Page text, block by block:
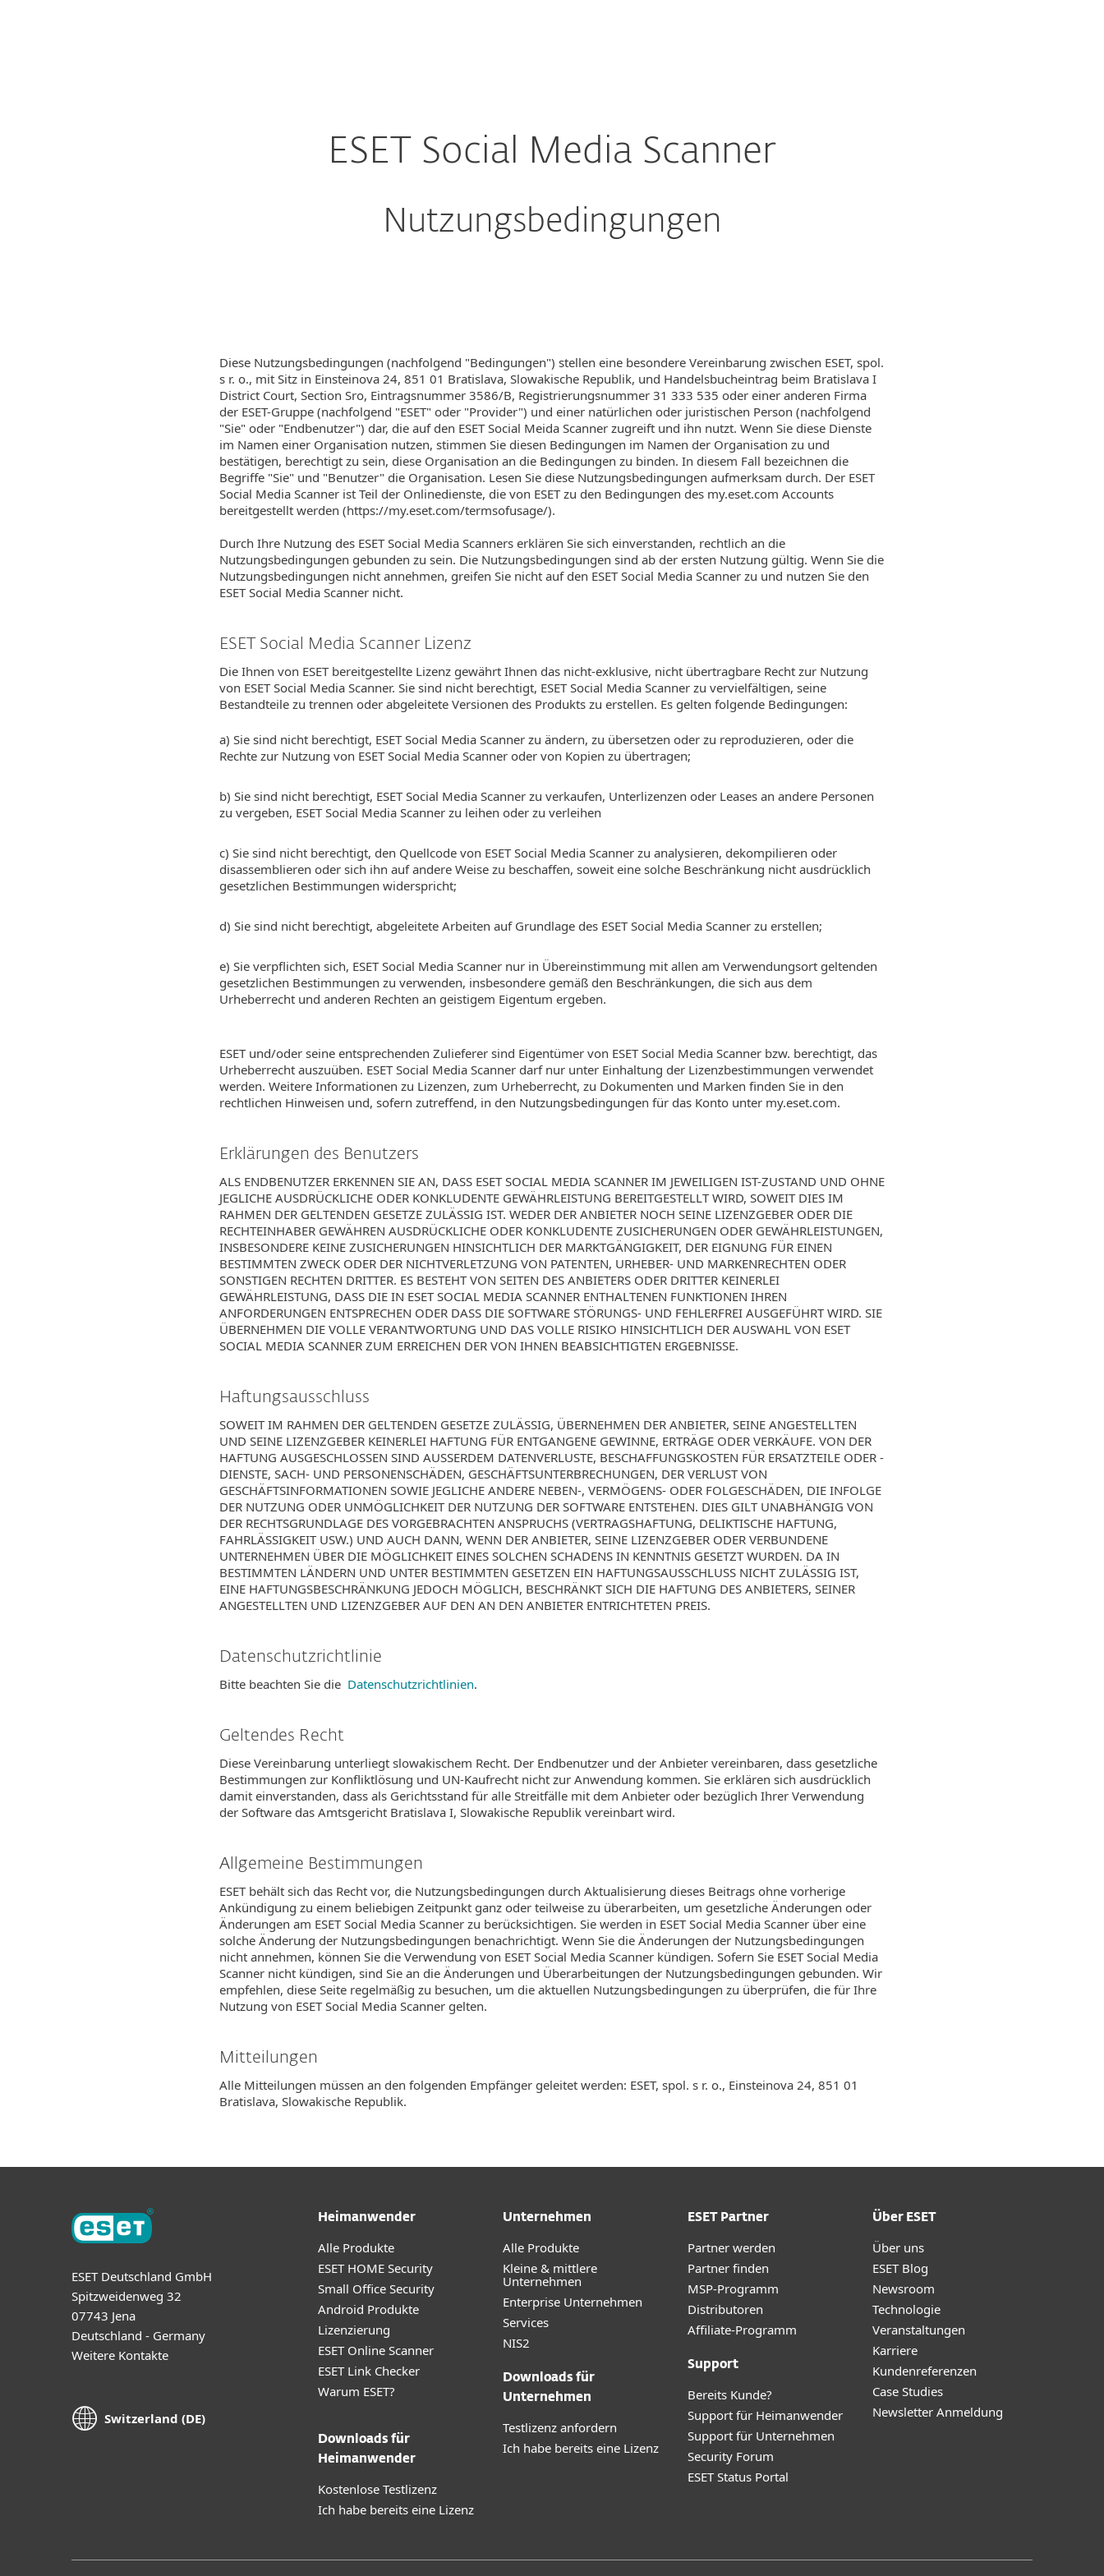
ESET Social Media Scanner
Nutzungsbedingungen
Diese Nutzungsbedingungen (nachfolgend "Bedingungen") stellen eine besondere Vereinbarung zwischen ESET, spol.
s r. o., mit Sitz in Einsteinova 24, 851 01 Bratislava, Slowakische Republik, und Handelsbucheintrag beim Bratislava I
District Court, Section Sro, Eintragsnummer 3586/B, Registrierungsnummer 31 333 535 oder einer anderen Firma
der ESET-Gruppe (nachfolgend "ESET" oder "Provider") und einer natürlichen oder juristischen Person (nachfolgend
"Sie" oder "Endbenutzer") dar, die auf den ESET Social Meida Scanner zugreift und ihn nutzt. Wenn Sie diese Dienste
im Namen einer Organisation nutzen, stimmen Sie diesen Bedingungen im Namen der Organisation zu und
bestätigen, berechtigt zu sein, diese Organisation an die Bedingungen zu binden. In diesem Fall bezeichnen die
Begriffe "Sie" und "Benutzer" die Organisation. Lesen Sie diese Nutzungsbedingungen aufmerksam durch. Der ESET
Social Media Scanner ist Teil der Onlinedienste, die von ESET zu den Bedingungen des my.eset.com Accounts
bereitgestellt werden (https://my.eset.com/termsofusage/).
Durch Ihre Nutzung des ESET Social Media Scanners erklären Sie sich einverstanden, rechtlich an die
Nutzungsbedingungen gebunden zu sein. Die Nutzungsbedingungen sind ab der ersten Nutzung gültig. Wenn Sie die
Nutzungsbedingungen nicht annehmen, greifen Sie nicht auf den ESET Social Media Scanner zu und nutzen Sie den
ESET Social Media Scanner nicht.
ESET Social Media Scanner Lizenz
Die Ihnen von ESET bereitgestellte Lizenz gewährt Ihnen das nicht-exklusive, nicht übertragbare Recht zur Nutzung
von ESET Social Media Scanner. Sie sind nicht berechtigt, ESET Social Media Scanner zu vervielfältigen, seine
Bestandteile zu trennen oder abgeleitete Versionen des Produkts zu erstellen. Es gelten folgende Bedingungen:
a) Sie sind nicht berechtigt, ESET Social Media Scanner zu ändern, zu übersetzen oder zu reproduzieren, oder die
Rechte zur Nutzung von ESET Social Media Scanner oder von Kopien zu übertragen;
b) Sie sind nicht berechtigt, ESET Social Media Scanner zu verkaufen, Unterlizenzen oder Leases an andere Personen
zu vergeben, ESET Social Media Scanner zu leihen oder zu verleihen
c) Sie sind nicht berechtigt, den Quellcode von ESET Social Media Scanner zu analysieren, dekompilieren oder
disassemblieren oder sich ihn auf andere Weise zu beschaffen, soweit eine solche Beschränkung nicht ausdrücklich
gesetzlichen Bestimmungen widerspricht;
d) Sie sind nicht berechtigt, abgeleitete Arbeiten auf Grundlage des ESET Social Media Scanner zu erstellen;
e) Sie verpflichten sich, ESET Social Media Scanner nur in Übereinstimmung mit allen am Verwendungsort geltenden
gesetzlichen Bestimmungen zu verwenden, insbesondere gemäß den Beschränkungen, die sich aus dem
Urheberrecht und anderen Rechten an geistigem Eigentum ergeben.
ESET und/oder seine entsprechenden Zulieferer sind Eigentümer von ESET Social Media Scanner bzw. berechtigt, das
Urheberrecht auszuüben. ESET Social Media Scanner darf nur unter Einhaltung der Lizenzbestimmungen verwendet
werden. Weitere Informationen zu Lizenzen, zum Urheberrecht, zu Dokumenten und Marken finden Sie in den
rechtlichen Hinweisen und, sofern zutreffend, in den Nutzungsbedingungen für das Konto unter my.eset.com.
Erklärungen des Benutzers
ALS ENDBENUTZER ERKENNEN SIE AN, DASS ESET SOCIAL MEDIA SCANNER IM JEWEILIGEN IST-ZUSTAND UND OHNE
JEGLICHE AUSDRÜCKLICHE ODER KONKLUDENTE GEWÄHRLEISTUNG BEREITGESTELLT WIRD, SOWEIT DIES IM
RAHMEN DER GELTENDEN GESETZE ZULÄSSIG IST. WEDER DER ANBIETER NOCH SEINE LIZENZGEBER ODER DIE
RECHTEINHABER GEWÄHREN AUSDRÜCKLICHE ODER KONKLUDENTE ZUSICHERUNGEN ODER GEWÄHRLEISTUNGEN,
INSBESONDERE KEINE ZUSICHERUNGEN HINSICHTLICH DER MARKTGÄNGIGKEIT, DER EIGNUNG FÜR EINEN
BESTIMMTEN ZWECK ODER DER NICHTVERLETZUNG VON PATENTEN, URHEBER- UND MARKENRECHTEN ODER
SONSTIGEN RECHTEN DRITTER. ES BESTEHT VON SEITEN DES ANBIETERS ODER DRITTER KEINERLEI
GEWÄHRLEISTUNG, DASS DIE IN ESET SOCIAL MEDIA SCANNER ENTHALTENEN FUNKTIONEN IHREN
ANFORDERUNGEN ENTSPRECHEN ODER DASS DIE SOFTWARE STÖRUNGS- UND FEHLERFREI AUSGEFÜHRT WIRD. SIE
ÜBERNEHMEN DIE VOLLE VERANTWORTUNG UND DAS VOLLE RISIKO HINSICHTLICH DER AUSWAHL VON ESET
SOCIAL MEDIA SCANNER ZUM ERREICHEN DER VON IHNEN BEABSICHTIGTEN ERGEBNISSE.
Haftungsausschluss
SOWEIT IM RAHMEN DER GELTENDEN GESETZE ZULÄSSIG, ÜBERNEHMEN DER ANBIETER, SEINE ANGESTELLTEN
UND SEINE LIZENZGEBER KEINERLEI HAFTUNG FÜR ENTGANGENE GEWINNE, ERTRÄGE ODER VERKÄUFE. VON DER
HAFTUNG AUSGESCHLOSSEN SIND AUSSERDEM DATENVERLUSTE, BESCHAFFUNGSKOSTEN FÜR ERSATZTEILE ODER -
DIENSTE, SACH- UND PERSONENSCHÄDEN, GESCHÄFTSUNTERBRECHUNGEN, DER VERLUST VON
GESCHÄFTSINFORMATIONEN SOWIE JEGLICHE ANDERE NEBEN-, VERMÖGENS- ODER FOLGESCHÄDEN, DIE INFOLGE
DER NUTZUNG ODER UNMÖGLICHKEIT DER NUTZUNG DER SOFTWARE ENTSTEHEN. DIES GILT UNABHÄNGIG VON
DER RECHTSGRUNDLAGE DES VORGEBRACHTEN ANSPRUCHS (VERTRAGSHAFTUNG, DELIKTISCHE HAFTUNG,
FAHRLÄSSIGKEIT USW.) UND AUCH DANN, WENN DER ANBIETER, SEINE LIZENZGEBER ODER VERBUNDENE
UNTERNEHMEN ÜBER DIE MÖGLICHKEIT EINES SOLCHEN SCHADENS IN KENNTNIS GESETZT WURDEN. DA IN
BESTIMMTEN LÄNDERN UND UNTER BESTIMMTEN GESETZEN EIN HAFTUNGSAUSSCHLUSS NICHT ZULÄSSIG IST,
EINE HAFTUNGSBESCHRÄNKUNG JEDOCH MÖGLICH, BESCHRÄNKT SICH DIE HAFTUNG DES ANBIETERS, SEINER
ANGESTELLTEN UND LIZENZGEBER AUF DEN AN DEN ANBIETER ENTRICHTETEN PREIS.
Datenschutzrichtlinie
Bitte beachten Sie die Datenschutzrichtlinien.
Geltendes Recht
Diese Vereinbarung unterliegt slowakischem Recht. Der Endbenutzer und der Anbieter vereinbaren, dass gesetzliche
Bestimmungen zur Konfliktlösung und UN-Kaufrecht nicht zur Anwendung kommen. Sie erklären sich ausdrücklich
damit einverstanden, dass als Gerichtsstand für alle Streitfälle mit dem Anbieter oder bezüglich Ihrer Verwendung
der Software das Amtsgericht Bratislava I, Slowakische Republik vereinbart wird.
Allgemeine Bestimmungen
ESET behält sich das Recht vor, die Nutzungsbedingungen durch Aktualisierung dieses Beitrags ohne vorherige
Ankündigung zu einem beliebigen Zeitpunkt ganz oder teilweise zu überarbeiten, um gesetzliche Änderungen oder
Änderungen am ESET Social Media Scanner zu berücksichtigen. Sie werden in ESET Social Media Scanner über eine
solche Änderung der Nutzungsbedingungen benachrichtigt. Wenn Sie die Änderungen der Nutzungsbedingungen
nicht annehmen, können Sie die Verwendung von ESET Social Media Scanner kündigen. Sofern Sie ESET Social Media
Scanner nicht kündigen, sind Sie an die Änderungen und Überarbeitungen der Nutzungsbedingungen gebunden. Wir
empfehlen, diese Seite regelmäßig zu besuchen, um die aktuellen Nutzungsbedingungen zu überprüfen, die für Ihre
Nutzung von ESET Social Media Scanner gelten.
Mitteilungen
Alle Mitteilungen müssen an den folgenden Empfänger geleitet werden: ESET, spol. s r. o., Einsteinova 24, 851 01
Bratislava, Slowakische Republik.
ESET Deutschland GmbH
Spitzweidenweg 32
07743 Jena
Deutschland - Germany
Weitere Kontakte
Switzerland (DE)
Heimanwender
Alle Produkte
ESET HOME Security
Small Office Security
Android Produkte
Lizenzierung
ESET Online Scanner
ESET Link Checker
Warum ESET?
Downloads für
Heimanwender
Kostenlose Testlizenz
Ich habe bereits eine Lizenz
Unternehmen
Alle Produkte
Kleine & mittlere
Unternehmen
Enterprise Unternehmen
Services
NIS2
Downloads für
Unternehmen
Testlizenz anfordern
Ich habe bereits eine Lizenz
ESET Partner
Partner werden
Partner finden
MSP-Programm
Distributoren
Affiliate-Programm
Support
Bereits Kunde?
Support für Heimanwender
Support für Unternehmen
Security Forum
ESET Status Portal
Über ESET
Über uns
ESET Blog
Newsroom
Technologie
Veranstaltungen
Karriere
Kundenreferenzen
Case Studies
Newsletter Anmeldung